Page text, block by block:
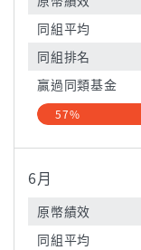
同組平均
同組排名
贏過同類基金
57%
6月
原幣績效
同組平均